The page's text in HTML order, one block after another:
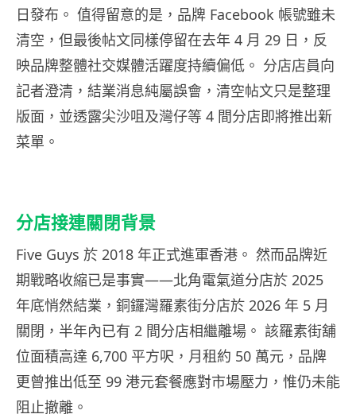
日發布。 值得留意的是，品牌 Facebook 帳號雖未
清空，但最後帖文同樣停留在去年 4 月 29 日，反
映品牌整體社交媒體活躍度持續偏低。 分店店員向
記者澄清，結業消息純屬誤會，清空帖文只是整理
版面，並透露尖沙咀及灣仔等 4 間分店即將推出新
菜單。
分店接連關閉背景
Five Guys 於 2018 年正式進軍香港。 然而品牌近
期戰略收縮已是事實——北角電氣道分店於 2025
年底悄然結業，銅鑼灣羅素街分店於 2026 年 5 月
關閉，半年內已有 2 間分店相繼離場。 該羅素街舖
位面積高達 6,700 平方呎，月租約 50 萬元，品牌
更曾推出低至 99 港元套餐應對市場壓力，惟仍未能
阻止撤離。